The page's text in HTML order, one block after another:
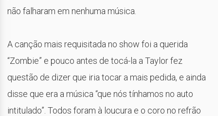
não falharam em nenhuma música.
A canção mais requisitada no show foi a querida
“Zombie” e pouco antes de tocá-la a Taylor fez
questão de dizer que iria tocar a mais pedida, e ainda
disse que era a música “que nós tínhamos no auto
intitulado”. Todos foram à loucura e o coro no refrão